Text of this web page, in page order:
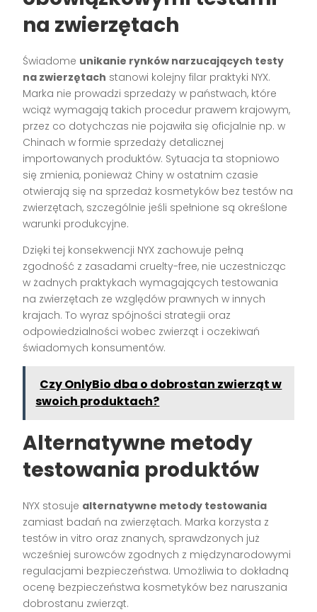
na zwierzętach
Świadome unikanie rynków narzucających testy
na zwierzętach stanowi kolejny filar praktyki NYX.
Marka nie prowadzi sprzedaży w państwach, które
wciąż wymagają takich procedur prawem krajowym,
przez co dotychczas nie pojawiła się oficjalnie np. w
Chinach w formie sprzedaży detalicznej
importowanych produktów. Sytuacja ta stopniowo
się zmienia, ponieważ Chiny w ostatnim czasie
otwierają się na sprzedaż kosmetyków bez testów na
zwierzętach, szczególnie jeśli spełnione są określone
warunki produkcyjne.
Dzięki tej konsekwencji NYX zachowuje pełną
zgodność z zasadami cruelty-free, nie uczestnicząc
w żadnych praktykach wymagających testowania
na zwierzętach ze względów prawnych w innych
krajach. To wyraz spójności strategii oraz
odpowiedzialności wobec zwierząt i oczekiwań
świadomych konsumentów.
Czy OnlyBio dba o dobrostan zwierząt w
swoich produktach?
Alternatywne metody
testowania produktów
NYX stosuje alternatywne metody testowania
zamiast badań na zwierzętach. Marka korzysta z
testów in vitro oraz znanych, sprawdzonych już
wcześniej surowców zgodnych z międzynarodowymi
regulacjami bezpieczeństwa. Umożliwia to dokładną
ocenę bezpieczeństwa kosmetyków bez naruszania
dobrostanu zwierząt.